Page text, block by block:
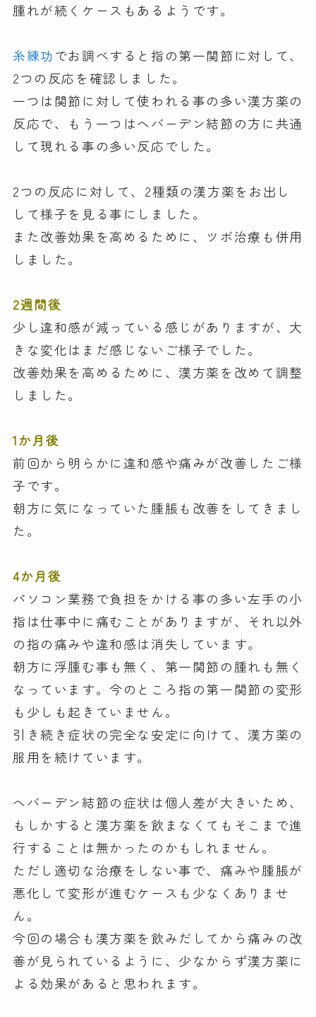
腫れが続くケースもあるようです。
糸練功でお調べすると指の第一関節に対して、
2つの反応を確認しました。
一つは関節に対して使われる事の多い漢方薬の
反応で、もう一つはへバーデン結節の方に共通
して現れる事の多い反応でした。
2つの反応に対して、2種類の漢方薬をお出し
して様子を見る事にしました。
また改善効果を高めるために、ツボ治療も併用
しました。
2週間後
少し違和感が減っている感じがありますが、大
きな変化はまだ感じないご様子でした。
改善効果を高めるために、漢方薬を改めて調整
しました。
1か月後
前回から明らかに違和感や痛みが改善したご様
子です。
朝方に気になっていた腫脹も改善をしてきまし
た。
4か月後
パソコン業務で負担をかける事の多い左手の小
指は仕事中に痛むことがありますが、それ以外
の指の痛みや違和感は消失しています。
朝方に浮腫む事も無く、第一関節の腫れも無く
なっています。今のところ指の第一関節の変形
も少しも起きていません。
引き続き症状の完全な安定に向けて、漢方薬の
服用を続けています。
へバーデン結節の症状は個人差が大きいため、
もしかすると漢方薬を飲まなくてもそこまで進
行することは無かったのかもしれません。
ただし適切な治療をしない事で、痛みや腫脹が
悪化して変形が進むケースも少なくありませ
ん。
今回の場合も漢方薬を飲みだしてから痛みの改
善が見られているように、少なからず漢方薬に
よる効果があると思われます。